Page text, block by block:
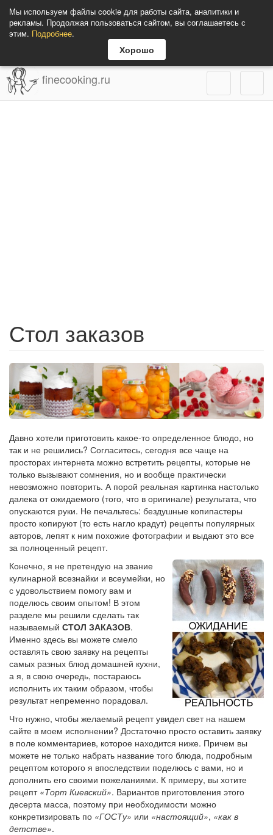
Мы используем файлы cookie для работы сайта, аналитики и
рекламы. Продолжая пользоваться сайтом, вы соглашаетесь с
этим. Подробнее.
Хорошо
finecooking.ru
Стол заказов
Давно хотели приготовить какое-то определенное блюдо, но
так и не решились? Согласитесь, сегодня все чаще на
просторах интернета можно встретить рецепты, которые не
только вызывают сомнения, но и вообще практически
невозможно повторить. А порой реальная картинка настолько
далека от ожидаемого (того, что в оригинале) результата, что
опускаются руки. Не печальтесь: бездушные копипастеры
просто копируют (то есть нагло крадут) рецепты популярных
авторов, лепят к ним похожие фотографии и выдают это все
за полноценный рецепт.
Конечно, я не претендую на звание
кулинарной всезнайки и всеумейки, но
с удовольствием помогу вам и
поделюсь своим опытом! В этом
разделе мы решили сделать так
называемый СТОЛ ЗАКАЗОВ.
Именно здесь вы можете смело
оставлять свою заявку на рецепты
самых разных блюд домашней кухни,
а я, в свою очередь, постараюсь
исполнить их таким образом, чтобы
результат непременно порадовал.
Что нужно, чтобы желаемый рецепт увидел свет на нашем
сайте в моем исполнении? Достаточно просто оставить заявку
в поле комментариев, которое находится ниже. Причем вы
можете не только набрать название того блюда, подробным
рецептом которого я впоследствии поделюсь с вами, но и
дополнить его своими пожеланиями. К примеру, вы хотите
рецепт «Торт Киевский». Вариантов приготовления этого
десерта масса, поэтому при необходимости можно
конкретизировать по «ГОСТу» или «настоящий», «как в
детстве».